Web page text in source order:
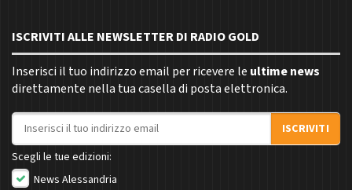
ISCRIVITI ALLE NEWSLETTER DI RADIO GOLD
Inserisci il tuo indirizzo email per ricevere le ultime news
direttamente nella tua casella di posta elettronica.
Indirizzo email
ISCRIVITI
Scegli le tue edizioni:
News Alessandria